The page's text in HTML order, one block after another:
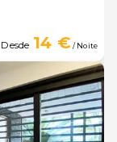
Desde 14 €/ Noite